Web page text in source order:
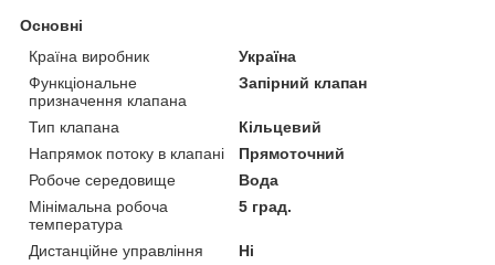
Основні
Країна виробник
Україна
Функціональне
призначення клапана
Запірний клапан
Тип клапана
Кільцевий
Напрямок потоку в клапані
Прямоточний
Робоче середовище
Вода
Мінімальна робоча
температура
5 град.
Дистанційне управління
Ні